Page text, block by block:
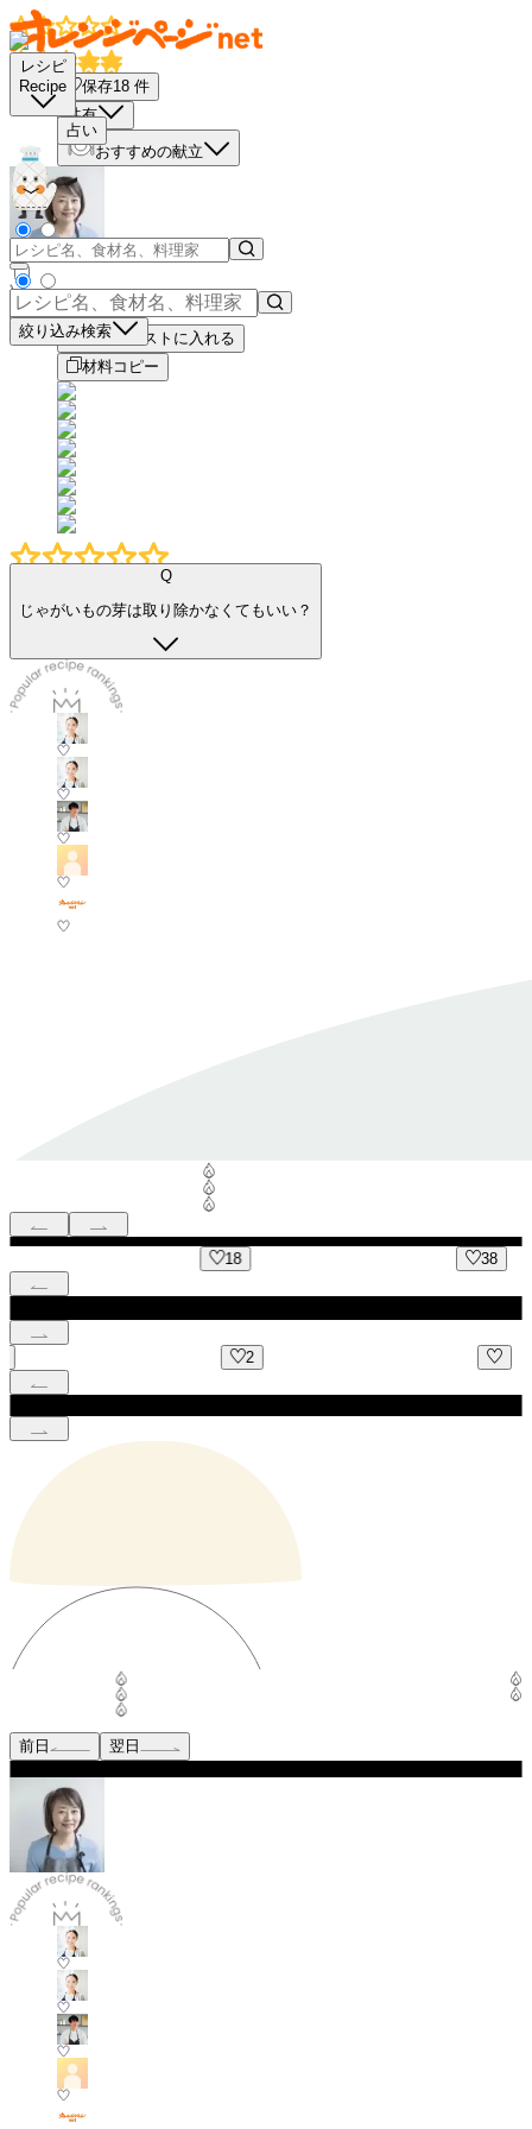
レシピ
Recipe
占い
絞り込み検索
保存18 件
共有
おすすめの献立
－
＋
買い物リストに入れる
材料コピー
Q
じゃがいもの芽は取り除かなくてもいい？
前日 翌日